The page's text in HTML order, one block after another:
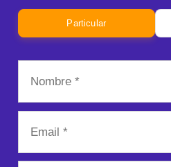
Particular